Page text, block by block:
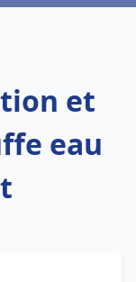
et
eau